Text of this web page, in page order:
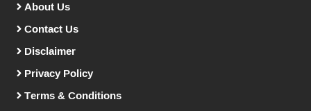
About Us
Contact Us
Disclaimer
Privacy Policy
Terms & Conditions